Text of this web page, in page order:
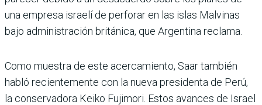
una empresa israelí de perforar en las islas Malvinas
bajo administración británica, que Argentina reclama.
Como muestra de este acercamiento, Saar también
habló recientemente con la nueva presidenta de Perú,
la conservadora Keiko Fujimori. Estos avances de Israel